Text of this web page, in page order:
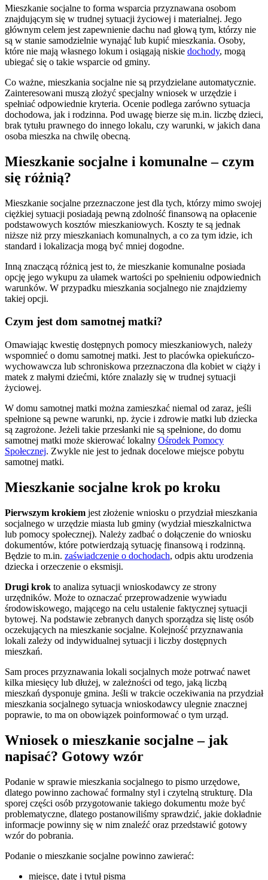
Mieszkanie socjalne to forma wsparcia przyznawana osobom
znajdującym się w trudnej sytuacji życiowej i materialnej. Jego
głównym celem jest zapewnienie dachu nad głową tym, którzy nie
są w stanie samodzielnie wynająć lub kupić mieszkania. Osoby,
które nie mają własnego lokum i osiągają niskie dochody, mogą
ubiegać się o takie wsparcie od gminy.
Co ważne, mieszkania socjalne nie są przydzielane automatycznie.
Zainteresowani muszą złożyć specjalny wniosek w urzędzie i
spełniać odpowiednie kryteria. Ocenie podlega zarówno sytuacja
dochodowa, jak i rodzinna. Pod uwagę bierze się m.in. liczbę dzieci,
brak tytułu prawnego do innego lokalu, czy warunki, w jakich dana
osoba mieszka na chwilę obecną.
Mieszkanie socjalne i komunalne – czym
się różnią?
Mieszkanie socjalne przeznaczone jest dla tych, którzy mimo swojej
ciężkiej sytuacji posiadają pewną zdolność finansową na opłacenie
podstawowych kosztów mieszkaniowych. Koszty te są jednak
niższe niż przy mieszkaniach komunalnych, a co za tym idzie, ich
standard i lokalizacja mogą być mniej dogodne.
Inną znaczącą różnicą jest to, że mieszkanie komunalne posiada
opcję jego wykupu za ułamek wartości po spełnieniu odpowiednich
warunków. W przypadku mieszkania socjalnego nie znajdziemy
takiej opcji.
Czym jest dom samotnej matki?
Omawiając kwestię dostępnych pomocy mieszkaniowych, należy
wspomnieć o domu samotnej matki. Jest to placówka opiekuńczo-
wychowawcza lub schroniskowa przeznaczona dla kobiet w ciąży i
matek z małymi dziećmi, które znalazły się w trudnej sytuacji
życiowej.
W domu samotnej matki można zamieszkać niemal od zaraz, jeśli
spełnione są pewne warunki, np. życie i zdrowie matki lub dziecka
są zagrożone. Jeżeli takie przesłanki nie są spełnione, do domu
samotnej matki może skierować lokalny Ośrodek Pomocy
Społecznej. Zwykle nie jest to jednak docelowe miejsce pobytu
samotnej matki.
Mieszkanie socjalne krok po kroku
Pierwszym krokiem jest złożenie wniosku o przydział mieszkania
socjalnego w urzędzie miasta lub gminy (wydział mieszkalnictwa
lub pomocy społecznej). Należy zadbać o dołączenie do wniosku
dokumentów, które potwierdzają sytuację finansową i rodzinną.
Będzie to m.in. zaświadczenie o dochodach, odpis aktu urodzenia
dziecka i orzeczenie o eksmisji.
Drugi krok to analiza sytuacji wnioskodawcy ze strony
urzędników. Może to oznaczać przeprowadzenie wywiadu
środowiskowego, mającego na celu ustalenie faktycznej sytuacji
bytowej. Na podstawie zebranych danych sporządza się listę osób
oczekujących na mieszkanie socjalne. Kolejność przyznawania
lokali zależy od indywidualnej sytuacji i liczby dostępnych
mieszkań.
Sam proces przyznawania lokali socjalnych może potrwać nawet
kilka miesięcy lub dłużej, w zależności od tego, jaką liczbą
mieszkań dysponuje gmina. Jeśli w trakcie oczekiwania na przydział
mieszkania socjalnego sytuacja wnioskodawcy ulegnie znacznej
poprawie, to ma on obowiązek poinformować o tym urząd.
Wniosek o mieszkanie socjalne – jak
napisać? Gotowy wzór
Podanie w sprawie mieszkania socjalnego to pismo urzędowe,
dlatego powinno zachować formalny styl i czytelną strukturę. Dla
sporej części osób przygotowanie takiego dokumentu może być
problematyczne, dlatego postanowiliśmy sprawdzić, jakie dokładnie
informacje powinny się w nim znaleźć oraz przedstawić gotowy
wzór do pobrania.
Podanie o mieszkanie socjalne powinno zawierać:
miejsce, datę i tytuł pisma